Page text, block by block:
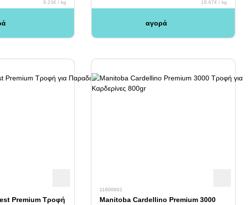
9.23€ / kg 18.67€ / kg
αγορά
Premium Τροφή
11600601
Manitoba Cardellino Premium 3000